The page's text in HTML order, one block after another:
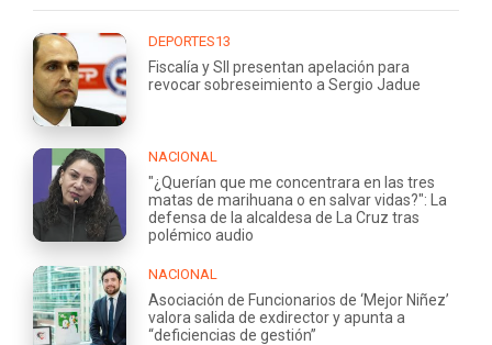
DEPORTES13
Fiscalía y SII presentan apelación para
revocar sobreseimiento a Sergio Jadue
NACIONAL
"¿Querían que me concentrara en las tres
matas de marihuana o en salvar vidas?": La
defensa de la alcaldesa de La Cruz tras
polémico audio
NACIONAL
Asociación de Funcionarios de ‘Mejor Niñez’
valora salida de exdirector y apunta a
“deficiencias de gestión”